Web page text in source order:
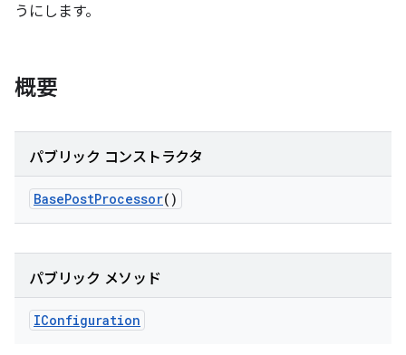
うにします。
概要
パブリック コンストラクタ
BasePostProcessor()
パブリック メソッド
IConfiguration